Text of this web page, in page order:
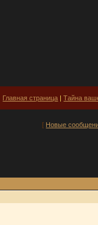
Главная страница |Тайна
[ Новые